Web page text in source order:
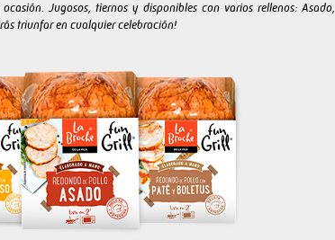
Jugosos, tiernos y disponibles con varios rellenos: Asado,
triunfar en cualquier celebración!